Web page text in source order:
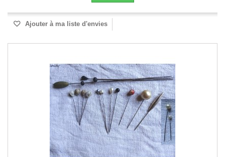
Ajouter à ma liste d'envies